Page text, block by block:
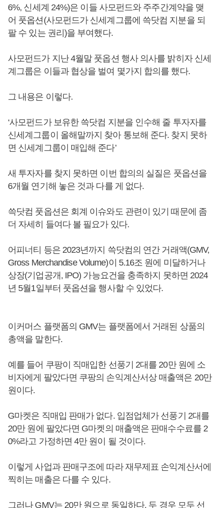
6%, 신세계 24%)은 이들 사모펀드와 주주간계약을 맺
어 풋옵션(사모펀드가 신세계그룹에 쓱닷컴 지분을 되
팔 수 있는 권리)을 부여했다.
사모펀드가 지난 4월말 풋옵션 행사 의사를 밝히자 신세
계그룹은 이들과 협상을 벌여 몇가지 합의를 했다.
그 내용은 이렇다.
‘사모펀드가 보유한 쓱닷컴 지분을 인수해 줄 투자자를
신세계그룹이 올해말까지 찾아 통보해 준다. 찾지 못하
면 신세계그룹이 매입해 준다’
새 투자자를 찾지 못하면 이번 합의의 실질은 풋옵션을
6개월 연기해 놓은 것과 다를 게 없다.
쓱닷컴 풋옵션은 회계 이슈와도 관련이 있기 때문에 좀
더 자세히 들여다 볼 필요가 있다.
어피너티 등은 2023년까지 쓱닷컴의 연간 거래액(GMV,
Gross Merchandise Volume)이 5.16조 원에 미달하거나
상장(기업공개, IPO) 가능요건을 충족하지 못하면 2024
년 5월1일부터 풋옵션을 행사할 수 있었다.
이커머스 플랫폼의 GMV는 플랫폼에서 거래된 상품의
총액을 말한다.
예를 들어 쿠팡이 직매입한 선풍기 2대를 20만 원에 소
비자에게 팔았다면 쿠팡의 손익계산서상 매출액은 20만
원이다.
G마켓은 직매입 판매가 없다. 입점업체가 선풍기 2대를
20만 원에 팔았다면 G마켓의 매출액은 판매수수료를 2
0%라고 가정하면 4만 원이 될 것이다.
이렇게 사업과 판매구조에 따라 재무제표 손익계산서에
찍히는 매출은 다를 수 있다.
그러나 GMV는 20만 원으로 동일하다. 두 경우 모두 선